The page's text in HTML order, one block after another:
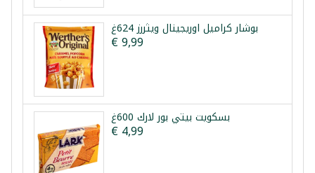
بوشار كراميل اوريجينال ويثررز 624غ
€ 9,99
بسكويت بيتي بور لارك 600غ
€ 4,99